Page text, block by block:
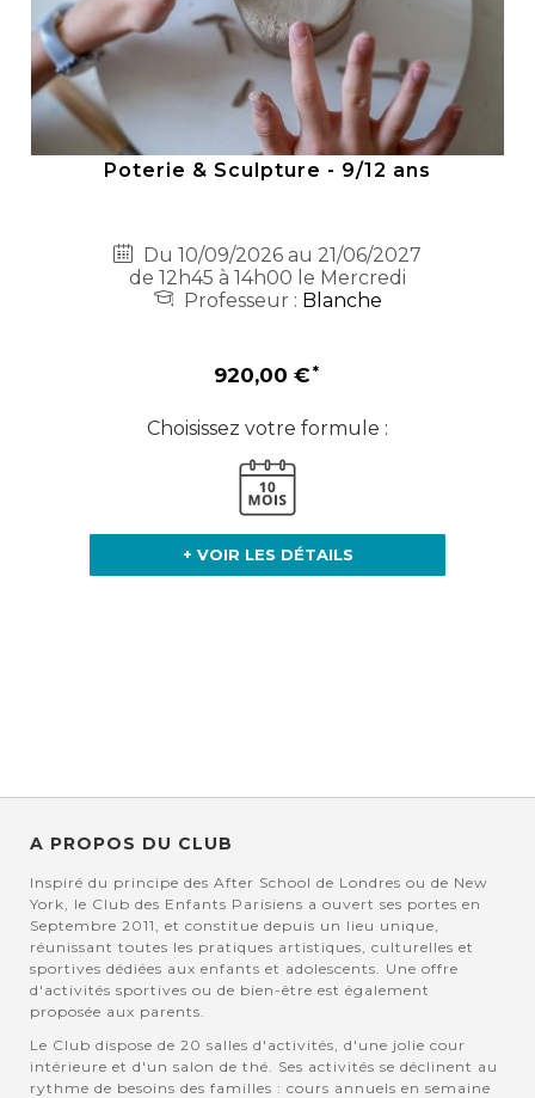
Poterie & Sculpture - 9/12 ans
Du 10/09/2026 au 21/06/2027
de 12h45 à 14h00 le Mercredi
Professeur : Blanche
920,00 €
Choisissez votre formule :
+ VOIR LES DÉTAILS
A PROPOS DU CLUB
Inspiré du principe des After School de Londres ou de New
York, le Club des Enfants Parisiens a ouvert ses portes en
Septembre 2011, et constitue depuis un lieu unique,
réunissant toutes les pratiques artistiques, culturelles et
sportives dédiées aux enfants et adolescents. Une offre
d'activités sportives ou de bien-être est également
proposée aux parents.
Le Club dispose de 20 salles d'activités, d'une jolie cour
intérieure et d'un salon de thé. Ses activités se déclinent au
rythme de besoins des familles : cours annuels en semaine